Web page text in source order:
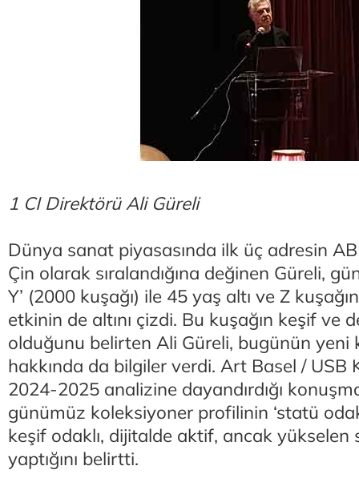
1 CI Direktörü Ali Güreli
Dünya sanat piyasasında ilk üç adresin
Çin olarak sıralandığına değinen Güreli,
Y’ (2000 kuşağı) ile 45 yaş altı ve Z
etkinin de altını çizdi. Bu kuşağın keşif ve
olduğunu belirten Ali Güreli, bugünün yeni
hakkında da bilgiler verdi. Art Basel / USB
2024-2025 analizine dayandırdığı
günümüz koleksiyoner profilinin ‘statü
keşif odaklı, dijitalde aktif, ancak yükselen
yaptığını belirtti.